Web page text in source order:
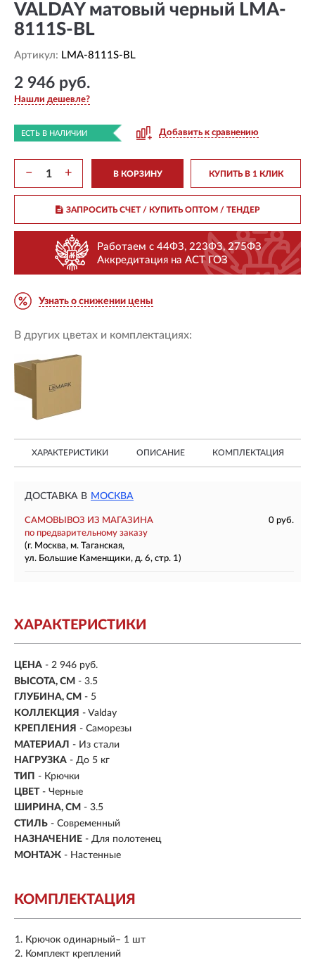
VALDAY матовый черный LMA-
8111S-BL
Артикул: LMA-8111S-BL
2 946 руб.
Нашли дешевле?
ЕСТЬ В НАЛИЧИИ Добавить к сравнению
− + В КОРЗИНУ КУПИТЬ В 1 КЛИК
ЗАПРОСИТЬ СЧЕТ / КУПИТЬ ОПТОМ/ ТЕНДЕР
Работаем с 44ФЗ, 223ФЗ, 275ФЗ
Аккредитация на АСТ ГОЗ
Узнать о снижении цены
В других цветах и комплектациях:
ХАРАКТЕРИСТИКИ ОПИСАНИЕ КОМПЛЕКТАЦИЯ
ДОСТАВКА В МОСКВА
САМОВЫВОЗ ИЗ МАГАЗИНА
0 руб.
по предварительному заказу
(г. Москва, м. Таганская,
ул. Большие Каменщики, д. 6, стр. 1)
ХАРАКТЕРИСТИКИ
ЦЕНА - 2 946 руб.
ВЫСОТА, СМ - 3.5
ГЛУБИНА, СМ - 5
КОЛЛЕКЦИЯ - Valday
КРЕПЛЕНИЯ - Саморезы
МАТЕРИАЛ - Из стали
НАГРУЗКА - До 5 кг
ТИП - Крючки
ЦВЕТ - Черные
ШИРИНА, СМ - 3.5
СТИЛЬ - Современный
НАЗНАЧЕНИЕ - Для полотенец
МОНТАЖ - Настенные
КОМПЛЕКТАЦИЯ
Крючок одинарный– 1 шт
Комплект креплений